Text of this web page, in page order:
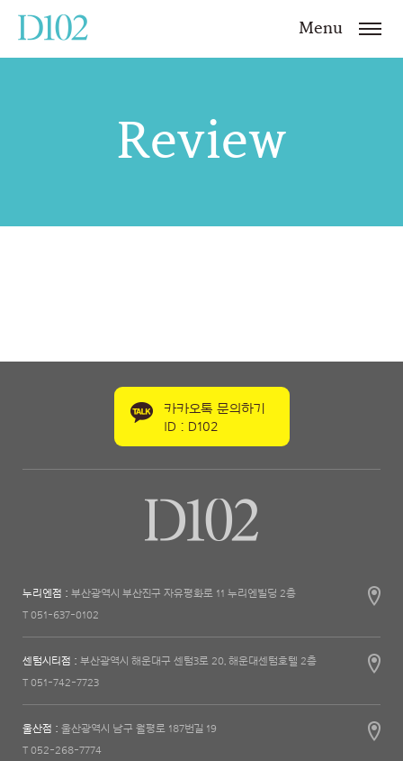
Menu
Review
카카오톡 문의하기
ID : D102
누리엔점 : 부산광역시 부산진구 자유평화로 11 누리엔빌딩 2층
T 051-637-0102
센텀시티점 : 부산광역시 해운대구 센텀3로 20, 해운대센텀호텔 2층
T 051-742-7723
울산점 : 울산광역시 남구 월평로 187번길 19
T 052-268-7774